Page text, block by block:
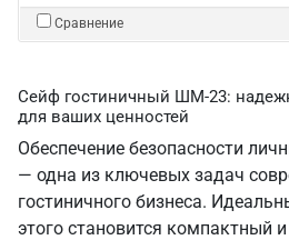
Сравнение
Сейф гостиничный ШМ-23:
для ваших ценностей
Обеспечение безопасности
— одна из ключевых задач
гостиничного бизнеса.
этого становится компактный